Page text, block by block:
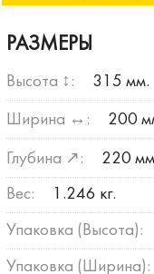
РАЗМЕРЫ
Высота ↕: 315 мм.
Ширина ↔: 200
Глубина ↗: 220
Вес: 1.246 кг.
Упаковка (Высота):
Упаковка (Ширина):